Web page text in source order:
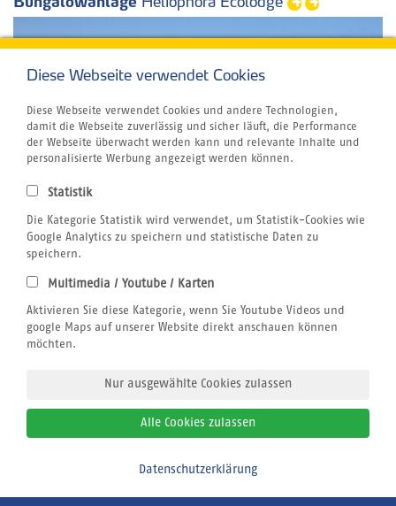
ein Camp unter ökologischen Gesichtspunkten aufgebaut. Die
Stadt. Sie bietet den Gästen 22 ökologisch erbaute Bunga...
Angebot & Buchen
Folgende Sportcenter können hinzugebucht werden:
Diese Webseite verwendet Cookies
Diese Webseite verwendet Cookies und andere Technologien,
damit die Webseite zuverlässig und sicher läuft, die Performance
der Webseite überwacht werden kann und relevante Inhalte und
personalisierte Werbung angezeigt werden können.
Statistik
Die Kategorie Statistik wird verwendet, um Statistik-Cookies wie
Google Analytics zu speichern und statistische Daten zu
speichern.
Multimedia / Youtube / Karten
Aktivieren Sie diese Kategorie, wenn Sie Youtube Videos und
google Maps auf unserer Website direkt anschauen können
möchten.
Nur ausgewählte Cookies zulassen
Alle Cookies zulassen
Datenschutzerklärung